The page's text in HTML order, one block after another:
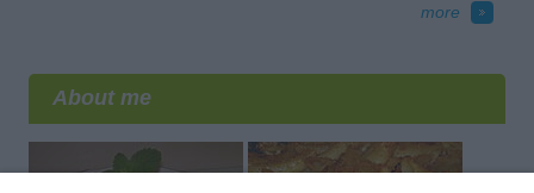
more
About me